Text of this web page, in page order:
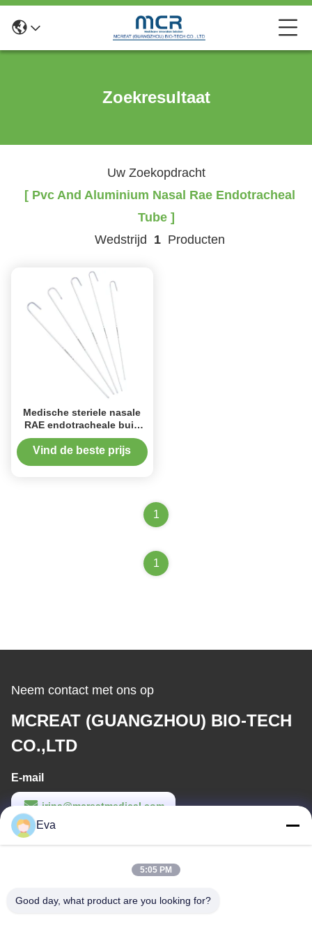
Zoekresultaat
Uw Zoekopdracht
[ Pvc And Aluminium Nasal Rae Endotracheal
Tube ]
Wedstrijd 1Producten
Medische steriele nasale
RAE endotracheale buis
PVC en aluminium
Vind de beste prijs
1
1
Neem contact met ons op
MCREAT (GUANGZHOU) BIO-TECH
CO.,LTD
E-mail
irina@mcreatmedical.com
Werktijd
Eva
5:05 PM
Good day, what product are you looking for?